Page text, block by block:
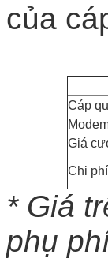
của
Cáp
Giá
Chi
* Giá
phụ